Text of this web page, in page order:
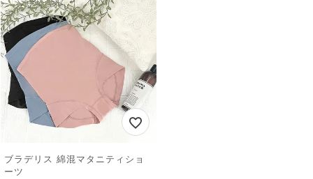
ブラデリス 綿混マタニティショ
ーツ